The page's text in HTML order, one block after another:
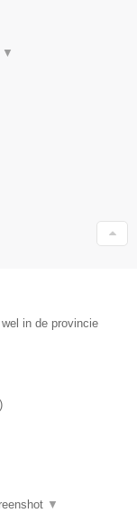
▼
in de provincie
)
▼